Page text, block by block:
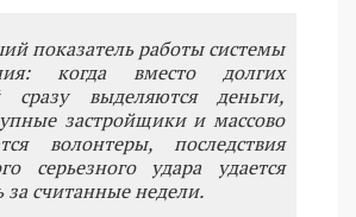
показатель работы системы
когда вместо долгих
сразу выделяются деньги,
застройщики и массово
волонтеры, последствия
серьезного удара удается
за считанные недели.